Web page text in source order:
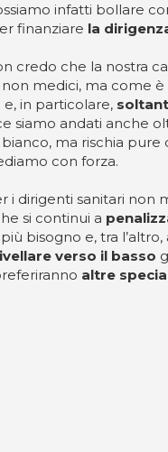
infatti bollare
finanziare la
credo che la nostra
medici, ma come
e, in particolare,
siamo andati anche
ma rischia pure
con forza.
i dirigenti sanitari
si continui a
bisogno e, tra
verso il basso
altre